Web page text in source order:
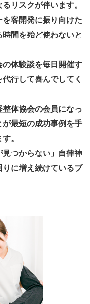
リスクが伴います。
客開発に振り向けた
間を殆ど使わないと
体験談を毎日開催す
行して喜んでしてく
体協会の会員になっ
最短の成功事例を手
。
見つからない」自律神
に増え続けているブ